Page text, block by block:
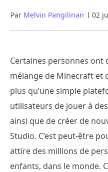
Par Melvin Pangilinan 02
Certaines personnes ont
mélange de Minecraft et
plus qu’une simple
utilisateurs de jouer à
ainsi que de créer de
Studio. C’est peut-être
attire des millions de
enfants, dans le monde.